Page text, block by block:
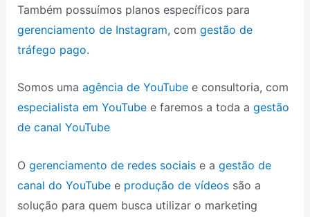
Também possuímos planos específicos para
gerenciamento de Instagram, com gestão de
tráfego pago.
Somos uma agência de YouTubee consultoria, com
especialista em YouTubee faremos a toda a gestão
de canal YouTube
O gerenciamento de redes sociaise a gestão de
canal do YouTubee produção de vídeossão a
solução para quem busca utilizar o marketing